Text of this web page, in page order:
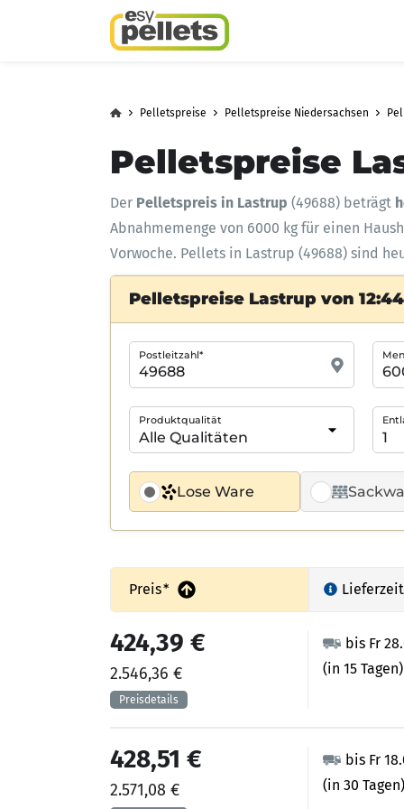
Pelletspreise Pelletspreise Niedersachsen
Pelletspreise
Der Pelletspreis in Lastrup (49688) beträgt
Abnahmemenge von 6000 kg für einen
Vorwoche. Pellets in Lastrup (49688) sind
Pelletspreise Lastrup von
Lose Ware
Postleitzahl*
Produktqualität
Preis* Lieferzeit
bis Fr
(in 15 Tagen)
424,39 €
2.546,36 €
bis Fr
(in 30 Tagen)
428,51 €
2.571,08 €